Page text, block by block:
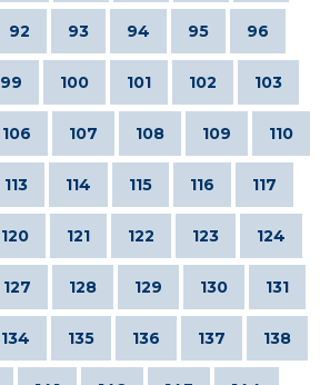
92 93 94 95 96
99 100 101 102 103
106 107 108 109 110
113 114 115 116 117
120 121 122 123 124
127 128 129 130 131
134 135 136 137 138